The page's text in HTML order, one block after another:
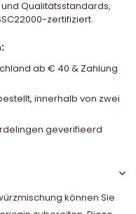
Qualitätsstandards,
zertifiziert.
ab € 40 & Zahlung
innerhalb von zwei
geverifieerd
können Sie